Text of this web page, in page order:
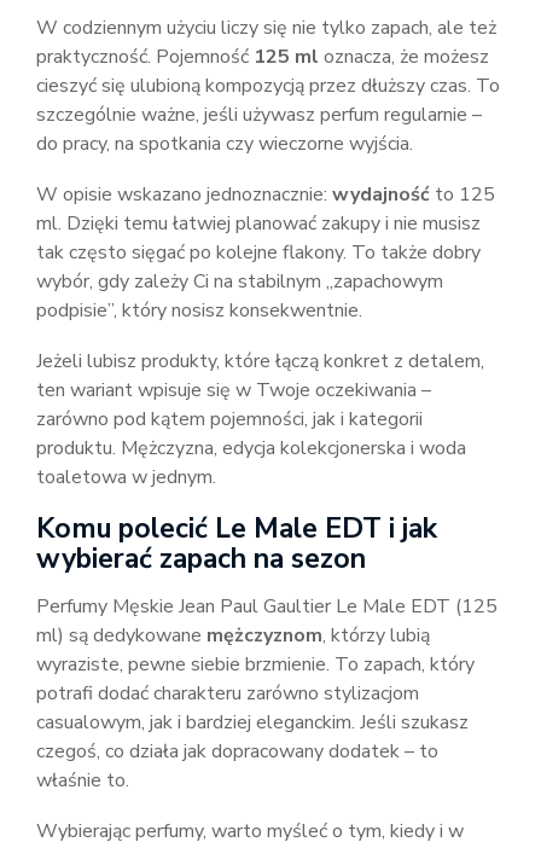
W codziennym użyciu liczy się nie tylko zapach, ale też
praktyczność. Pojemność 125 ml oznacza, że możesz
cieszyć się ulubioną kompozycją przez dłuższy czas. To
szczególnie ważne, jeśli używasz perfum regularnie –
do pracy, na spotkania czy wieczorne wyjścia.
W opisie wskazano jednoznacznie: wydajność to 125
ml. Dzięki temu łatwiej planować zakupy i nie musisz
tak często sięgać po kolejne flakony. To także dobry
wybór, gdy zależy Ci na stabilnym „zapachowym
podpisie”, który nosisz konsekwentnie.
Jeżeli lubisz produkty, które łączą konkret z detalem,
ten wariant wpisuje się w Twoje oczekiwania –
zarówno pod kątem pojemności, jak i kategorii
produktu. Mężczyzna, edycja kolekcjonerska i woda
toaletowa w jednym.
Komu polecić Le Male EDT i jak
wybierać zapach na sezon
Perfumy Męskie Jean Paul Gaultier Le Male EDT (125
ml) są dedykowane mężczyznom, którzy lubią
wyraziste, pewne siebie brzmienie. To zapach, który
potrafi dodać charakteru zarówno stylizacjom
casualowym, jak i bardziej eleganckim. Jeśli szukasz
czegoś, co działa jak dopracowany dodatek – to
właśnie to.
Wybierając perfumy, warto myśleć o tym, kiedy i w